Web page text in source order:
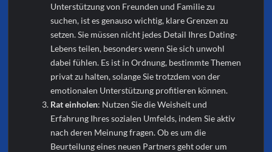
Unterstützung von Freunden und Familie zu
suchen, ist es genauso wichtig, klare Grenzen zu
setzen. Sie müssen nicht jedes Detail Ihres Dating-
Lebens teilen, besonders wenn Sie sich unwohl
dabei fühlen. Es ist in Ordnung, bestimmte Themen
privat zu halten, solange Sie trotzdem von der
emotionalen Unterstützung profitieren können.
Rat einholen: Nutzen Sie die Weisheit und
Erfahrung Ihres sozialen Umfelds, indem Sie aktiv
nach deren Meinung fragen. Ob es um die
Beurteilung eines neuen Partners geht oder um